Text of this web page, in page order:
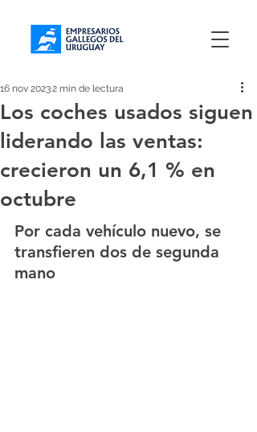
Los coches usados siguen
liderando las ventas:
crecieron un 6,1 % en
octubre
16 nov 20232 min de lectura
Por cada vehículo nuevo, se
transfieren dos de segunda
mano